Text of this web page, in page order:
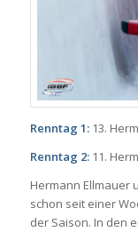
Renntag 1:13.
Renntag 2: 11.
Hermann Ellmauer
schon seit einer
der Saison. In den